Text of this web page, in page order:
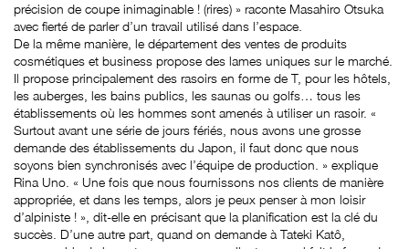
précision de coupe inimaginable ! (rires) » raconte Masahiro Otsuka
avec fierté de parler d’un travail utilisé dans l’espace.
De la même manière, le département des ventes de produits
cosmétiques et business propose des lames uniques sur le marché.
Il propose principalement des rasoirs en forme de T, pour les hôtels,
les auberges, les bains publics, les saunas ou golfs… tous les
établissements où les hommes sont amenés à utiliser un rasoir. «
Surtout avant une série de jours fériés, nous avons une grosse
demande des établissements du Japon, il faut donc que nous
soyons bien synchronisés avec l’équipe de production. » explique
Rina Uno. « Une fois que nous fournissons nos clients de manière
appropriée, et dans les temps, alors je peux penser à mon loisir
d’alpiniste ! », dit-elle en précisant que la planification est la clé du
succès. D’une autre part, quand on demande à Tateki Katô,